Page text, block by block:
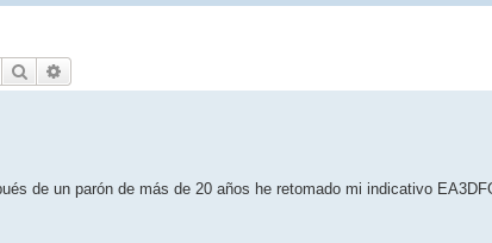
Buscar
de un parón de más de 20 años he retomado mi indicativo